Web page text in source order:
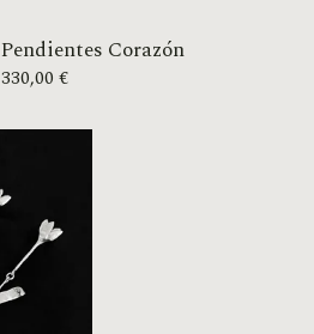
Pendientes Corazón
330,00 €